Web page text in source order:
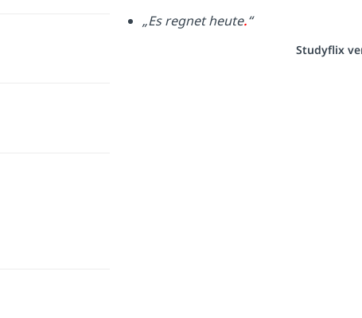
„Es regnet heute.“
Studyflix